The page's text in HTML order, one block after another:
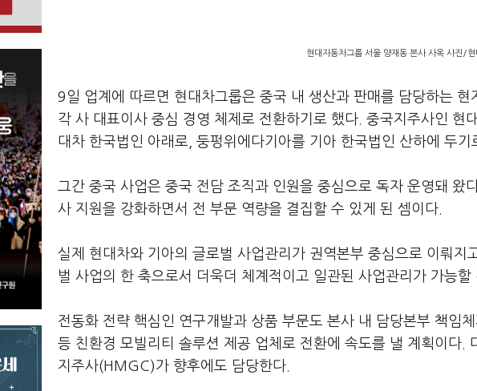
현대자동차그룹 서울 양재동 본사 사옥 사진/현
9일 업계에 따르면 현대차그룹은 중국 내 생산과 판매를 담당하는 현
각 사 대표이사 중심 경영 체제로 전환하기로 했다. 중국지주사인
대차 한국법인 아래로, 둥펑위에다기아를 기아 한국법인 산하에 두기
그간 중국 사업은 중국 전담 조직과 인원을 중심으로 독자 운영돼 왔
사 지원을 강화하면서 전 부문 역량을 결집할 수 있게 된 셈이다.
실제 현대차와 기아의 글로벌 사업관리가 권역본부 중심으로 이뤄지
벌 사업의 한 축으로서 더욱더 체계적이고 일관된 사업관리가 가능할
전동화 전략 핵심인 연구개발과 상품 부문도 본사 내 담당본부 책임
등 친환경 모빌리티 솔루션 제공 업체로 전환에 속도를 낼 계획이다.
지주사(HMGC)가 향후에도 담당한다.